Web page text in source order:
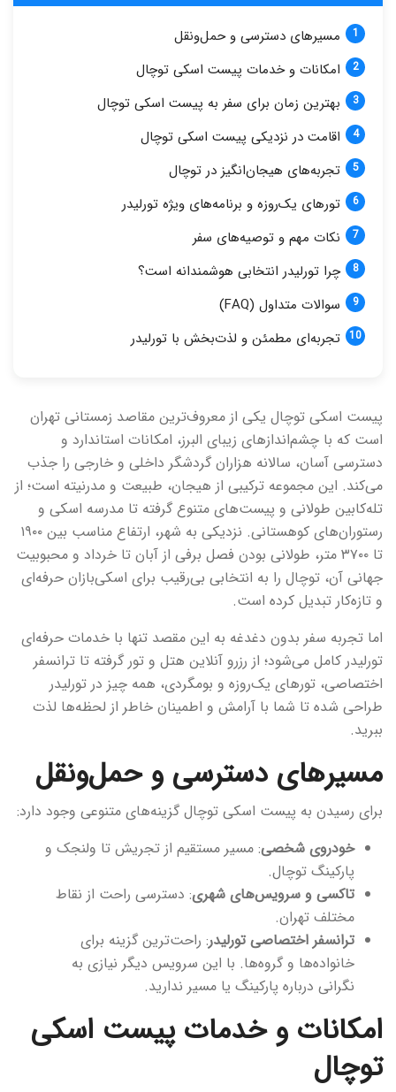
مسیرهای دسترسی و حمل‌ونقل
امکانات و خدمات پیست اسکی توچال
بهترین زمان برای سفر به پیست اسکی توچال
اقامت در نزدیکی پیست اسکی توچال
تجربه‌های هیجان‌انگیز در توچال
تورهای یک‌روزه و برنامه‌های ویژه تورلیدر
نکات مهم و توصیه‌های سفر
چرا تورلیدر انتخابی هوشمندانه است؟
سوالات متداول (FAQ)
تجربه‌ای مطمئن و لذت‌بخش با تورلیدر
پیست اسکی توچال یکی از معروف‌ترین مقاصد زمستانی تهران
است که با چشم‌اندازهای زیبای البرز، امکانات استاندارد و
دسترسی آسان، سالانه هزاران گردشگر داخلی و خارجی را جذب
می‌کند. این مجموعه ترکیبی از هیجان، طبیعت و مدرنیته است؛ از
تله‌کابین طولانی و پیست‌های متنوع گرفته تا مدرسه اسکی و
رستوران‌های کوهستانی. نزدیکی به شهر، ارتفاع مناسب بین ۱۹۰۰
تا ۳۷۰۰ متر، طولانی بودن فصل برفی از آبان تا خرداد و محبوبیت
جهانی آن، توچال را به انتخابی بی‌رقیب برای اسکی‌بازان حرفه‌ای
و تازه‌کار تبدیل کرده است.
اما تجربه سفر بدون دغدغه به این مقصد تنها با خدمات حرفه‌ای
تورلیدر کامل می‌شود؛ از رزرو آنلاین هتل و تور گرفته تا ترانسفر
اختصاصی، تورهای یک‌روزه و بومگردی، همه چیز در تورلیدر
طراحی شده تا شما با آرامش و اطمینان خاطر از لحظه‌ها لذت
ببرید.
مسیرهای دسترسی و حمل‌ونقل
برای رسیدن به پیست اسکی توچال گزینه‌های متنوعی وجود دارد:
خودروی شخصی: مسیر مستقیم از تجریش تا ولنجک و
پارکینگ توچال.
تاکسی و سرویس‌های شهری: دسترسی راحت از نقاط
مختلف تهران.
ترانسفر اختصاصی تورلیدر: راحت‌ترین گزینه برای
خانواده‌ها و گروه‌ها. با این سرویس دیگر نیازی به
نگرانی درباره پارکینگ یا مسیر ندارید.
امکانات و خدمات پیست اسکی
توچال